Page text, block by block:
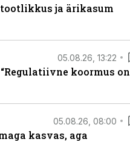
ja ärikasum
05.08.26, 13:22
koormus on
05.08.26, 08:00
kasvas, aga